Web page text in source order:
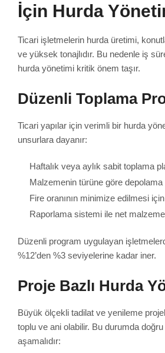
İçin Hurda
Ticari işletmelerin hurda üretimi,
ve yüksek tonajlıdır. Bu nedenle iş
hurda yönetimi kritik önem taşır.
Düzenli Toplama
Ticari yapılar için verimli bir hurda
unsurlara dayanır:
Haftalık veya aylık sabit toplama
Malzemenin türüne göre depolama
Fire oranının minimize edilmesi
Raporlama sistemi ile net
Düzenli program uygulayan
%12’den %3 seviyelerine kadar iner.
Proje Bazlı Hurda
Büyük ölçekli tadilat ve yenileme
toplu ve ani olabilir. Bu durumda
aşamalıdır: